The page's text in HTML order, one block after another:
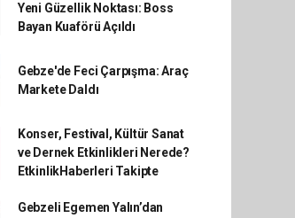
Yeni Güzellik Noktası: Boss
Bayan Kuaförü Açıldı
Gebze'de Feci Çarpışma: Araç
Markete Daldı
Konser, Festival, Kültür Sanat
ve Dernek Etkinlikleri Nerede?
EtkinlikHaberleri Takipte
Gebzeli Egemen Yalın’dan